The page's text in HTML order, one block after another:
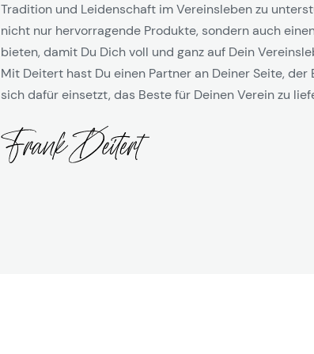
Tradition und Leidenschaft im Vereinsleben zu
nicht nur hervorragende Produkte, sondern auch
bieten, damit Du Dich voll und ganz auf Dein
Mit Deitert hast Du einen Partner an Deiner Seite, der
sich dafür einsetzt, das Beste für Deinen Verein zu